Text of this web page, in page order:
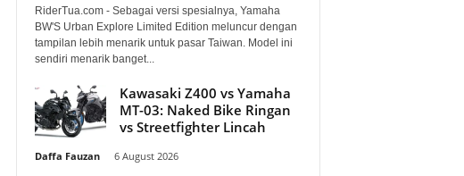
RiderTua.com - Sebagai versi spesialnya, Yamaha
BW'S Urban Explore Limited Edition meluncur dengan
tampilan lebih menarik untuk pasar Taiwan. Model ini
sendiri menarik banget...
Kawasaki Z400 vs Yamaha
MT-03: Naked Bike Ringan
vs Streetfighter Lincah
Daffa Fauzan 6 August 2026